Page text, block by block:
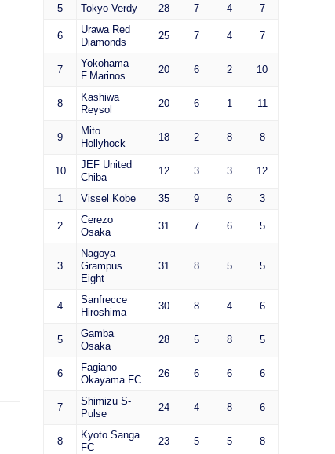
5 Tokyo Verdy 28 7 4 7
6
Urawa Red
Diamonds
25 7 4 7
7
Yokohama
F.Marinos
20 6 2 10
8
Kashiwa
Reysol
20 6 1 11
9
Mito
Hollyhock
18 2 8 8
10
JEF United
Chiba
12 3 3 12
1 Vissel Kobe 35 9 6 3
2
Cerezo
Osaka
31 7 6 5
3
Nagoya
Grampus
Eight
31 8 5 5
4
Sanfrecce
Hiroshima
30 8 4 6
5
Gamba
Osaka
28 5 8 5
6
Fagiano
Okayama FC
26 6 6 6
7
Shimizu S-
Pulse
24 4 8 6
8
Kyoto Sanga
FC
23 5 5 8